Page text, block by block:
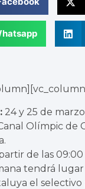
24 y 25 de
Olímpic de
de las 09:00
tendrá lugar
el selectivo